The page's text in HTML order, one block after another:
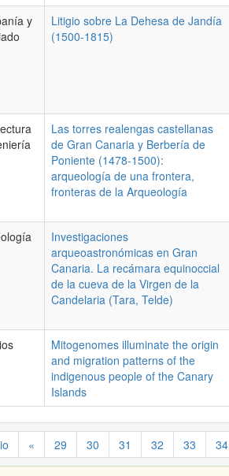
y
Litigio sobre La Dehesa de Jandía
(1500-1815)
Las torres realengas castellanas
de Gran Canaria y Berbería de
Poniente (1478-1500):
arqueología de una frontera,
fronteras de la Arqueología
Investigaciones
arqueoastronómicas en Gran
Canaria. La recámara equinoccial
de la cueva de la Virgen de la
Candelaria (Tara, Telde)
Mitogenomes illuminate the origin
and migration patterns of the
indigenous people of the Canary
Islands
« 29 30 31 32 33 34